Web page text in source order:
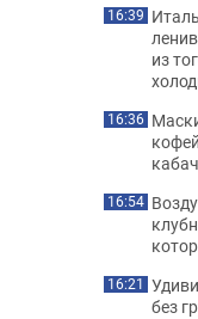
16:39
из
16:36
16:54
16:21
без